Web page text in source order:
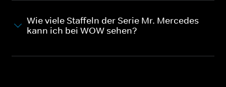
Wie viele Staffeln der Serie Mr. Mercedes
kann ich bei WOW sehen?